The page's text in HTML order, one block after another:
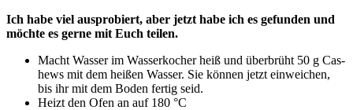
Ich habe viel aus­pro­biert, aber jetzt habe ich es gefun­den und
möch­te es ger­ne mit Euch teilen.
Macht Was­ser im Was­ser­ko­cher heiß und über­brüht 50 g Cas­
hews mit dem hei­ßen Was­ser. Sie kön­nen jetzt ein­wei­chen,
bis ihr mit dem Boden fer­tig seid.
Heizt den Ofen an auf 180 °C